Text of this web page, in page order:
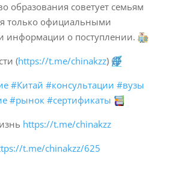
образования советует семьям
только официальными
информации о поступлении.
(https://t.me/chinakzz)
#Китай #консультации #вузы
#рынок #сертификаты
https://t.me/chinakzz
t.me/chinakzz/625